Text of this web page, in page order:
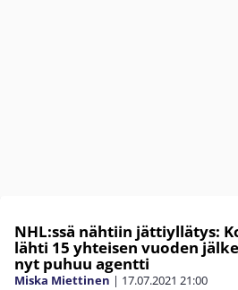
NHL:ssä nähtiin jättiyllätys:
lähti 15 yhteisen vuoden
nyt puhuu agentti
Miska Miettinen | 17.07.2021 21:00